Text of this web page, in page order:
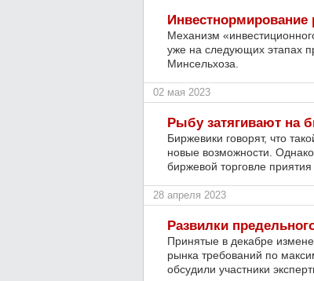
Механизм
уже на следующих этапах
Минсельхоза.
02 мая 2023
Рыбу затягивают на
Биржевики говорят, что
новые возможности.
биржевой торговле приятия
28 апреля 2023
Развилки
Принятые в декабре
рынка требований по
обсудили участники